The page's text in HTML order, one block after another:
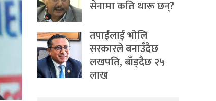
सेनामा कति थारू छन्?
तपाईंलाई भोलि
सरकारले बनाउँदैछ
लखपति, बाँड्दैछ २५
लाख